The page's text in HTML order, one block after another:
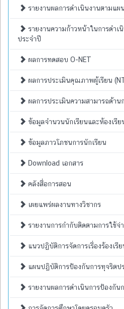
รายงานผลการดำเนินงานตามแ
รายงานความก้าวหน้าในการดำ
ประจำปี
ผลการทดสอบ O-NET
ผลการประเมินคุณภาพผู้เรียน
ผลการประเมินความสามารถด้าน
ข้อมูลจำนวนนักเรียนและห้องเรีย
ข้อมูลภาวโภชนการนักเรียน
Download เอกสาร
คลังสื่อการสอน
เผยแพร่ผลงานทางวิชากร
รายงานการกำกับติดตามการใช้
แนวปฏิบัติการจัดการเรื่องร้องเ
แผนปฏิบัติการป้องกันการทุจริตป
รายงานผลการดำเนินการป้องกัน